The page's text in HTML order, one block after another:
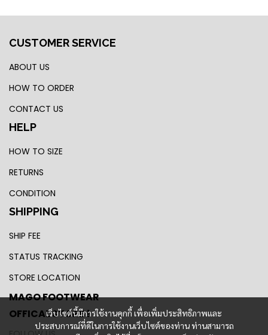
เว็บไซต์นี้มีการใช้งานคุกกี้ เพื่อเพิ่มประสิทธิภาพและ
ประสบการณ์ที่ดีในการใช้งานเว็บไซต์ของท่าน ท่านสามารถ
CUSTOMER SERVICE
ABOUT US
HOW TO ORDER
CONTACT US
HELP
HOW TO SIZE
RETURNS
CONDITION
SHIPPING
SHIP FEE
STATUS TRACKING
STORE LOCATION
MAGO FOOTWEAR
OFFICAL STORE !